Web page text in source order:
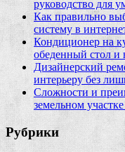
руководство для
Как правильно
систему в
Кондиционер на
обеденный стол и
Дизайнерский
интерьеру без
Сложности и
земельном
Рубрики